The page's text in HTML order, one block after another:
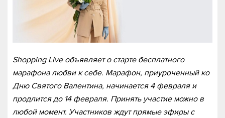
Shopping Live объявляет о старте бесплатного
марафона любви к себе. Марафон, приуроченный ко
Дню Святого Валентина, начинается 4 февраля и
продлится до 14 февраля. Принять участие можно в
любой момент. Участников ждут прямые эфиры с